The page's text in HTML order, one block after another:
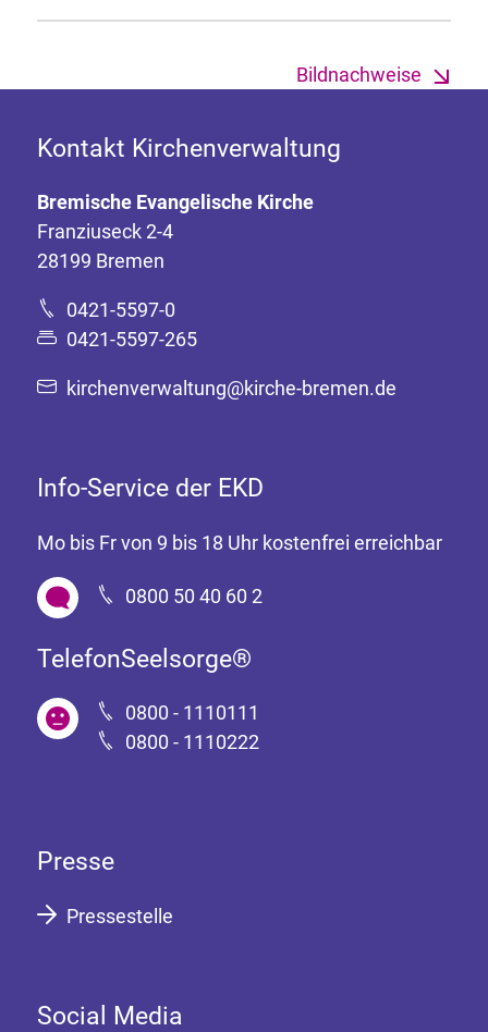
Bildnachweise
Kontakt Kirchenverwaltung
Bremische Evangelische Kirche
Franziuseck 2-4
28199 Bremen
0421-5597-0
0421-5597-265
kirchenverwaltung@kirche-bremen.de
Info-Service der EKD
Mo bis Fr von 9 bis 18 Uhr kostenfrei erreichbar
0800 50 40 60 2
TelefonSeelsorge®
0800 - 1110111
0800 - 1110222
Presse
Pressestelle
Social Media